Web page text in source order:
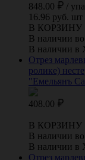
848.00 /
16.96 руб. шт
В КОРЗИНУ
В наличии
В наличии в
Отрез
ролике)
"Емельянъ
408.00
В КОРЗИНУ
В наличии
В наличии в
Отрез